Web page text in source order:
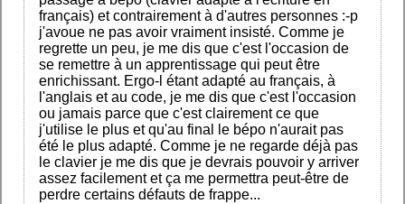
français) et contrairement à d'autres personnes :-p
j'avoue ne pas avoir vraiment insisté. Comme je
regrette un peu, je me dis que c'est l'occasion de
se remettre à un apprentissage qui peut être
enrichissant. Ergo-l étant adapté au français, à
l'anglais et au code, je me dis que c'est l'occasion
ou jamais parce que c'est clairement ce que
j'utilise le plus et qu'au final le bépo n'aurait pas
été le plus adapté. Comme je ne regarde déjà pas
le clavier je me dis que je devrais pouvoir y arriver
assez facilement et ça me permettra peut-être de
perdre certains défauts de frappe...